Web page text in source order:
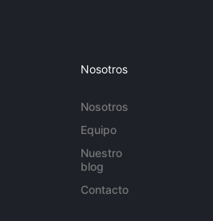
Nosotros
Nosotros
Equipo
Nuestro
blog
Contacto